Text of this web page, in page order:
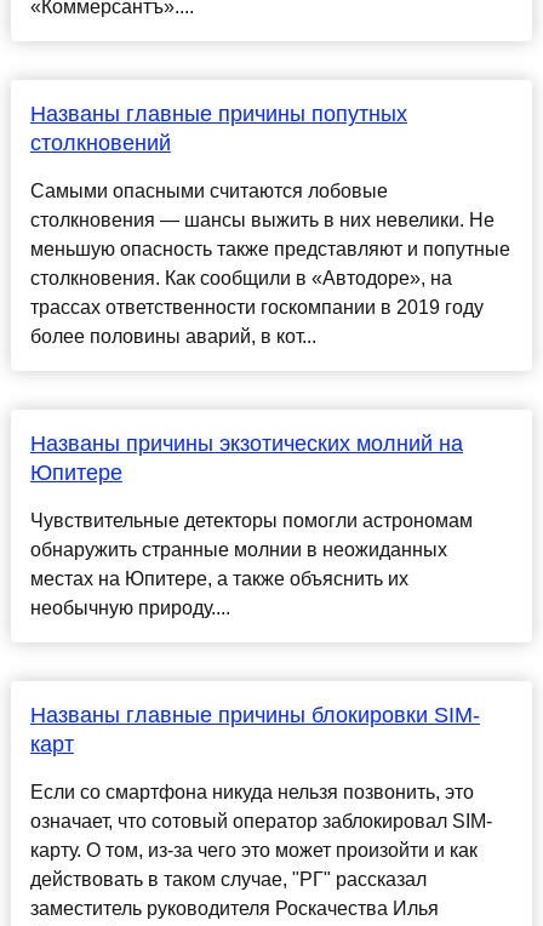
«Коммерсантъ»....
Названы главные причины попутных
столкновений
Самыми опасными считаются лобовые
столкновения — шансы выжить в них невелики. Не
меньшую опасность также представляют и попутные
столкновения. Как сообщили в «Автодоре», на
трассах ответственности госкомпании в 2019 году
более половины аварий, в кот...
Названы причины экзотических молний на
Юпитере
Чувствительные детекторы помогли астрономам
обнаружить странные молнии в неожиданных
местах на Юпитере, а также объяснить их
необычную природу....
Названы главные причины блокировки SIM-
карт
Если со смартфона никуда нельзя позвонить, это
означает, что сотовый оператор заблокировал SIM-
карту. О том, из-за чего это может произойти и как
действовать в таком случае, "РГ" рассказал
заместитель руководителя Роскачества Илья